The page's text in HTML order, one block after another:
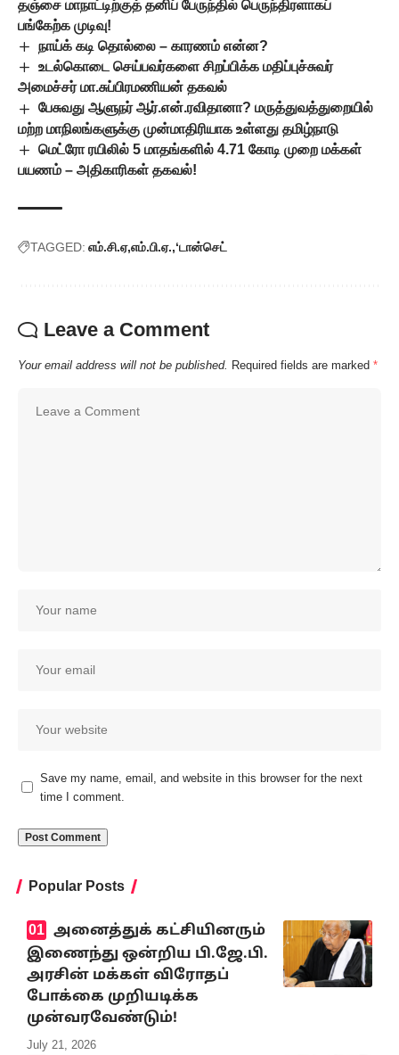
தஞ்சை மாநாட்டிற்குத் தனிப் பேருந்தில் பெருந்திரளாகப்
பங்கேற்க முடிவு!
நாய்க் கடி தொல்லை – காரணம் என்ன?
உடல்கொடை செய்பவர்களை சிறப்பிக்க மதிப்புச்சுவர்
அமைச்சர் மா.சுப்பிரமணியன் தகவல்
பேசுவது ஆளுநர் ஆர்.என்.ரவிதானா? மருத்துவத்துறையில்
மற்ற மாநிலங்களுக்கு முன்மாதிரியாக உள்ளது தமிழ்நாடு
மெட்ரோ ரயிலில் 5 மாதங்களில் 4.71 கோடி முறை மக்கள்
பயணம் – அதிகாரிகள் தகவல்!
TAGGED: எம்.சி.ஏ எம்.பி.ஏ. ‘டான்செட்
Leave a Comment
Your email address will not be published. Required fields are marked *
Save my name, email, and website in this browser for the next
time I comment.
Popular Posts
அனைத்துக் கட்சியினரும்
இணைந்து ஒன்றிய பி.ஜே.பி.
அரசின் மக்கள் விரோதப்
போக்கை முறியடிக்க
முன்வரவேண்டும்!
July 21, 2026